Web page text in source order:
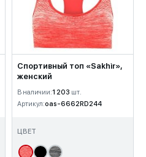
Спортивный топ «Sakhir»,
женский
В наличии:1 203 шт.
Артикул:oas-6662RD244
ЦВЕТ